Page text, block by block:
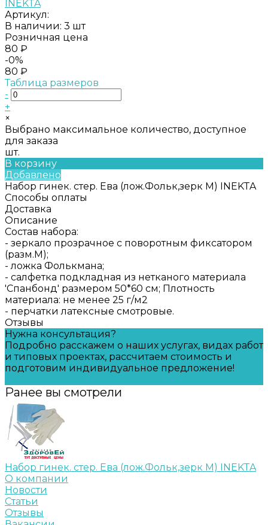
Артикул:
В наличии: 3 шт
Розничная цена
80 ₽
-0%
80 ₽
Таблица размеров
-
+
×
Выбрано максимальное количество, доступное
для заказа
шт.
В корзину
Добавлено
Набор гинек. стер. Ева (лож.Фольк,зерк M) INEKTA
Способы оплаты
Доставка
Описание
Состав набора:
- зеркало прозрачное с поворотным фиксатором
(разм.M);
- ложка Фолькмана;
- салфетка подкладная из нетканого материала
'Спанбонд' размером 50*60 см; Плотность
материала: не менее 25 г/м2
- перчатки латексные смотровые.
Отзывы
Нужна консультация?
Подробно расскажем о наших услугах, видах работ
и типовых проектах, рассчитаем стоимость и
подготовим индивидуальное предложение!
Ранее вы смотрели
Набор гинек. стер. Ева (лож.Фольк,зерк M) INEKTA
О компании
Новости
Статьи
Отзывы